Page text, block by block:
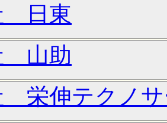
日東
山助
栄伸テクノサ